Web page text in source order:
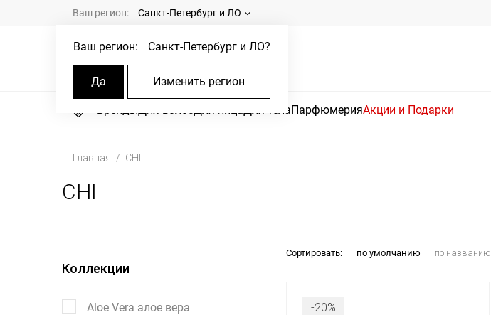
Ваш регион: Санкт-Петербург и ЛО
Ваш регион: Санкт-Петербург и ЛО?
Да Изменить регион
БрендыДля волосДля лицаДля телаПарфюмерияАкции и Подарки
Главная CHI
CHI
Коллекции
Aloe Vera алое вера
Сортировать: по умолчанию по названию
-20%